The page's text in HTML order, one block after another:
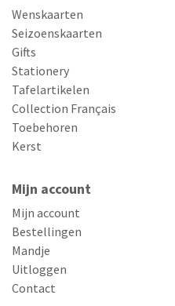
Wenskaarten
Seizoenskaarten
Gifts
Stationery
Tafelartikelen
Collection Français
Toebehoren
Kerst
Mijn account
Mijn account
Bestellingen
Mandje
Uitloggen
Contact